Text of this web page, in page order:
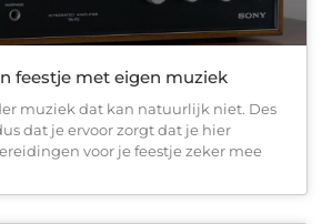
feestje met eigen muziek
muziek dat kan natuurlijk niet. Des
dat je ervoor zorgt dat je hier
voor je feestje zeker mee